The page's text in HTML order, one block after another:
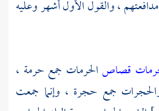
مدافعتهم ، والقول الأول أشهر وعليه
قصاصالحرمات جمع حرمة ،
جمع حجرة ، وإنما جمعت